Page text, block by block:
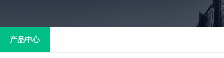
产品中心